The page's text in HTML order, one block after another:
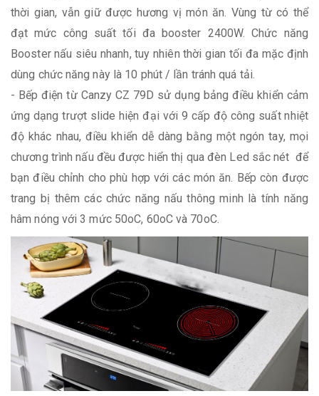
thời gian, vẫn giữ được hương vị món ăn. Vùng từ có thể
đạt mức công suất tối đa booster 2400W. Chức năng
Booster nấu siêu nhanh, tuy nhiên thời gian tối đa mặc định
dùng chức năng này là 10 phút / lần tránh quá tải.
- Bếp điện từ Canzy CZ 79D sử dụng bảng điều khiển cảm
ứng dạng trượt slide hiện đại với 9 cấp độ công suất nhiệt
độ khác nhau, điều khiển dễ dàng bằng một ngón tay, mọi
chương trình nấu đều được hiển thị qua đèn Led sắc nét để
bạn điều chỉnh cho phù hợp với các món ăn. Bếp còn được
trang bị thêm các chức năng nấu thông minh là tính năng
hâm nóng với 3 mức 50oC, 60oC và 70oC.